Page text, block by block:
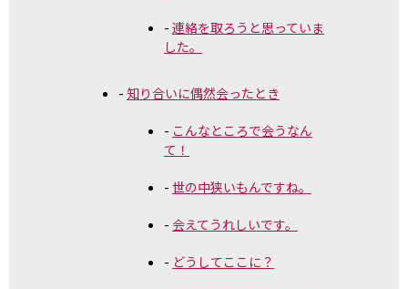
連絡を取ろうと思っていま
した。
知り合いに偶然会ったとき
こんなところで会うなん
て！
世の中狭いもんですね。
会えてうれしいです。
どうしてここに？